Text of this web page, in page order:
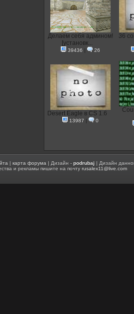
Делаем себя админом!
[установк...
39436 | 26
36
Desert Eagle в CS 1.6
13987 | 0
|карта форума | Дизайн -podrubaj | Дизайн
и рекламы пишите на почтуrusalex11@live.com